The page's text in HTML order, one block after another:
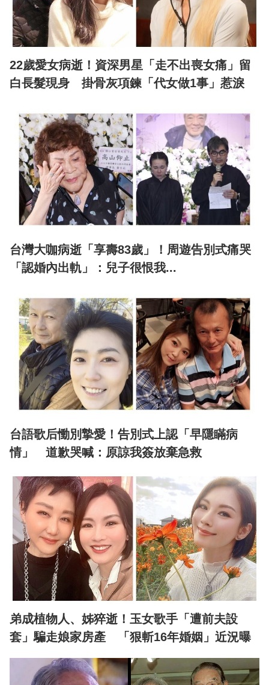
22歲愛女病逝！資深男星「走不出喪女痛」留
白長髮現身 掛骨灰項鍊「代女做1事」惹淚
台灣大咖病逝「享壽83歲」！周遊告別式痛哭
「認婚內出軌」：兒子很恨我...
台語歌后慟別摯愛！告別式上認「早隱瞞病
情」 道歉哭喊：原諒我簽放棄急救
弟成植物人、姊猝逝！玉女歌手「遭前夫設
套」騙走娘家房產 「狠斬16年婚姻」近況曝